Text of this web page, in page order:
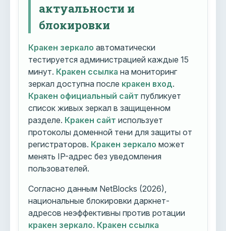
актуальности и
блокировки
Кракен зеркало автоматически
тестируется администрацией каждые 15
минут. Кракен ссылка на мониторинг
зеркал доступна после кракен вход.
Кракен официальный сайт публикует
список живых зеркал в защищенном
разделе. Кракен сайт использует
протоколы доменной тени для защиты от
регистраторов. Кракен зеркало может
менять IP-адрес без уведомления
пользователей.
Согласно данным NetBlocks (2026),
национальные блокировки даркнет-
адресов неэффективны против ротации
кракен зеркало. Кракен ссылка